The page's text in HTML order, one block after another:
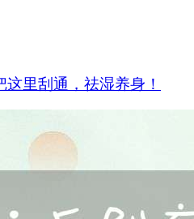
里刮通，祛湿养身！